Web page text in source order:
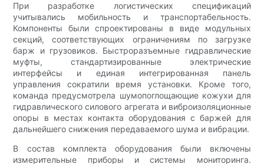
При разработке логистических спецификаций
учитывались мобильность и транспортабельность.
Компоненты были спроектированы в виде модульных
секций, соответствующих ограничениям по загрузке
барж и грузовиков. Быстроразъемные гидравлические
муфты, стандартизированные электрические
интерфейсы и единая интегрированная панель
управления сократили время установки. Кроме того,
команда предусмотрела шумопоглощающие кожухи для
гидравлического силового агрегата и виброизоляционные
опоры в местах контакта оборудования с баржей для
дальнейшего снижения передаваемого шума и вибрации.
В состав комплекта оборудования были включены
измерительные приборы и системы мониторинга.